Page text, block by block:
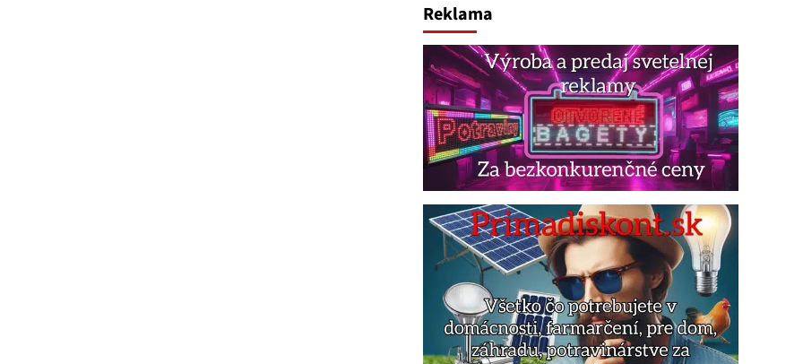
Reklama